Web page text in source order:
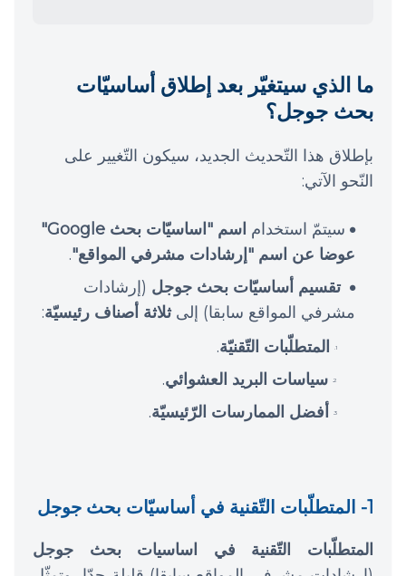
ما الذي سيتغيّر بعد إطلاق أساسيّات
بحث جوجل؟
بإطلاق هذا التّحديث الجديد، سيكون التّغيير على
النّحو الآتي:
سيتمّ استخدام
اسم "اساسيّات بحث Google"
عوضا عن اسم "إرشادات مشرفي المواقع".
تقسيم أساسيّات بحث جوجل (إرشادات
مشرفي المواقع سابقا) إلىثلاثة أصناف رئيسيّة:
المتطلّبات التّقنيّة.
سياسات البريد العشوائي.
أفضل الممارسات الرّئيسيّة.
1- المتطلّبات التّقنية في أساسيّات بحث جوجل
المتطلّبات التّقنية في اساسيات بحث جوجل